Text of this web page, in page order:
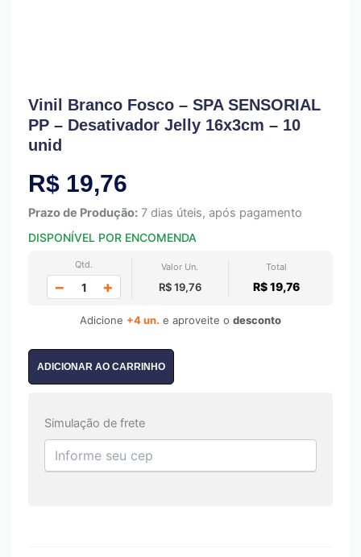
Vinil Branco Fosco – SPA SENSORIAL
PP – Desativador Jelly 16x3cm – 10
unid
R$ 19,76
Prazo de Produção: 7 dias úteis, após pagamento
DISPONÍVEL POR ENCOMENDA
Qtd.
− +
Valor Un.
R$ 19,76
Total
R$ 19,76
Adicione +4 un. e aproveite o desconto
ADICIONAR AO CARRINHO
Simulação de frete